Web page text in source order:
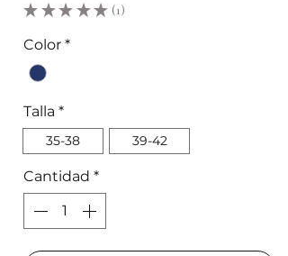
★ ★ ★ ★ ★ 1
1
Color *
Talla *
35-38 39-42
Cantidad *